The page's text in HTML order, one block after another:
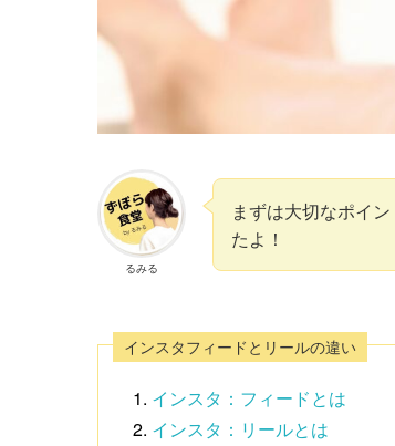
るみる
まずは大切なポイ
たよ！
インスタフィードとリールの違い
インスタ：フィードとは
インスタ：リールとは